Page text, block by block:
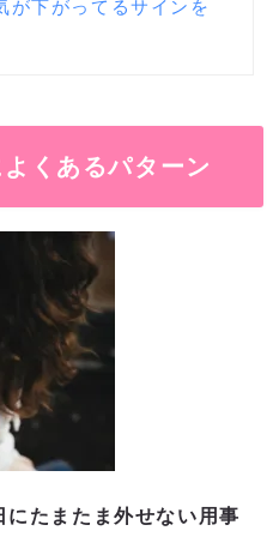
が下がってるサインを
くあるパターン
たまたま外せない用事